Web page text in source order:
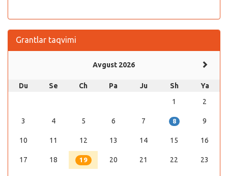
Grantlar taqvimi
Avgust 2026
Du Se Ch Pa Ju Sh
Ya
1
2
3 4 5 6 7 8 9
10 11 12 13 14 15 16
17 18 19 20 21 22 23